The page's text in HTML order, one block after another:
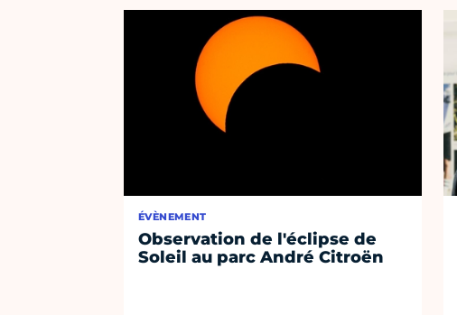
ÉVÈNEMENT
Observation de l'éclipse de
Soleil au parc André Citroën